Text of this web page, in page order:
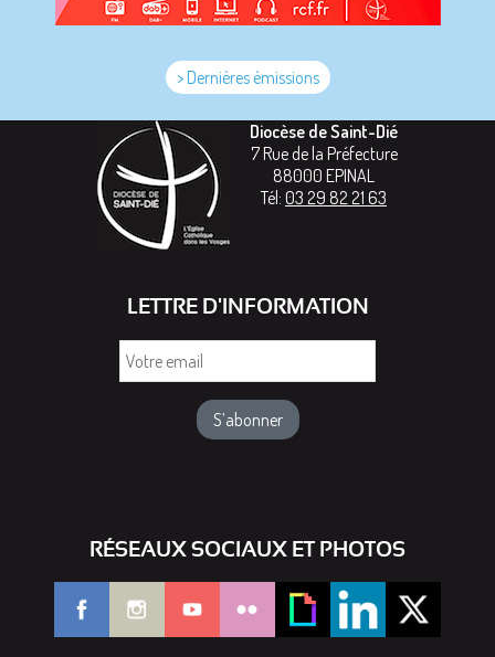
> Dernières émissions
Diocèse de Saint-Dié
7 Rue de la Préfecture
88000 EPINAL
Tél: 03 29 82 21 63
LETTRE D'INFORMATION
RÉSEAUX SOCIAUX ET PHOTOS